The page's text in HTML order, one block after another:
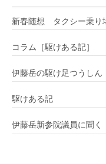
新春随想 タクシー乗り
コラム［駆けある記
伊藤岳の駆け足つうし
駆けある記
伊藤岳新参院議員に聞く